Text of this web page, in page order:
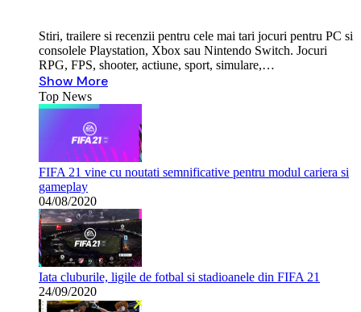
Stiri, trailere si recenzii pentru cele mai tari jocuri pentru PC si
consolele Playstation, Xbox sau Nintendo Switch. Jocuri
RPG, FPS, shooter, actiune, sport, simulare,…
Show More
Top News
FIFA 21 vine cu noutati semnificative pentru modul cariera si
gameplay
04/08/2020
Iata cluburile, ligile de fotbal si stadioanele din FIFA 21
24/09/2020